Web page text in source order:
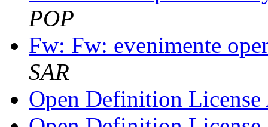
POP
Fw: Fw: evenimente
SAR
Open Definition